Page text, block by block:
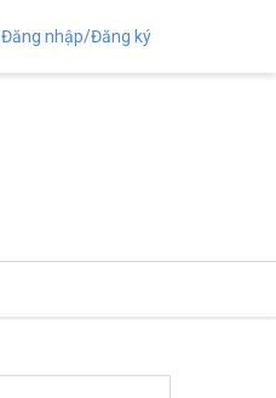
Đăng nhập/Đăng ký